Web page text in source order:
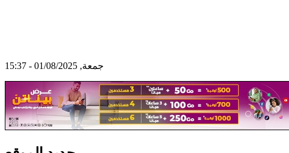
جمعة, 01/08/2025 - 15:37